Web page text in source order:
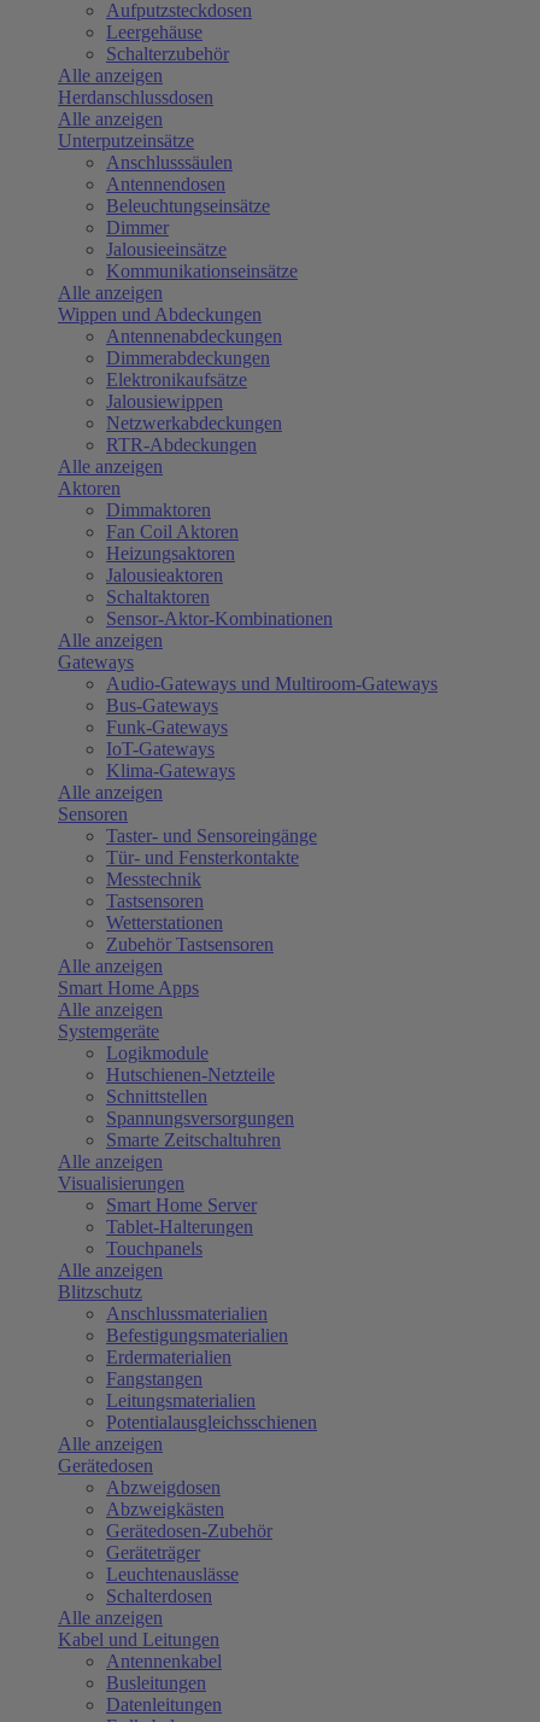
Aufputzsteckdosen
Leergehäuse
Schalterzubehör
Alle anzeigen
Herdanschlussdosen
Alle anzeigen
Unterputzeinsätze
Anschlusssäulen
Antennendosen
Beleuchtungseinsätze
Dimmer
Jalousieeinsätze
Kommunikationseinsätze
Alle anzeigen
Wippen und Abdeckungen
Antennenabdeckungen
Dimmerabdeckungen
Elektronikaufsätze
Jalousiewippen
Netzwerkabdeckungen
RTR-Abdeckungen
Alle anzeigen
Aktoren
Dimmaktoren
Fan Coil Aktoren
Heizungsaktoren
Jalousieaktoren
Schaltaktoren
Sensor-Aktor-Kombinationen
Alle anzeigen
Gateways
Audio-Gateways und Multiroom-Gateways
Bus-Gateways
Funk-Gateways
IoT-Gateways
Klima-Gateways
Alle anzeigen
Sensoren
Taster- und Sensoreingänge
Tür- und Fensterkontakte
Messtechnik
Tastsensoren
Wetterstationen
Zubehör Tastsensoren
Alle anzeigen
Smart Home Apps
Alle anzeigen
Systemgeräte
Logikmodule
Hutschienen-Netzteile
Schnittstellen
Spannungsversorgungen
Smarte Zeitschaltuhren
Alle anzeigen
Visualisierungen
Smart Home Server
Tablet-Halterungen
Touchpanels
Alle anzeigen
Blitzschutz
Anschlussmaterialien
Befestigungsmaterialien
Erdermaterialien
Fangstangen
Leitungsmaterialien
Potentialausgleichsschienen
Alle anzeigen
Gerätedosen
Abzweigdosen
Abzweigkästen
Gerätedosen-Zubehör
Geräteträger
Leuchtenauslässe
Schalterdosen
Alle anzeigen
Kabel und Leitungen
Antennenkabel
Busleitungen
Datenleitungen